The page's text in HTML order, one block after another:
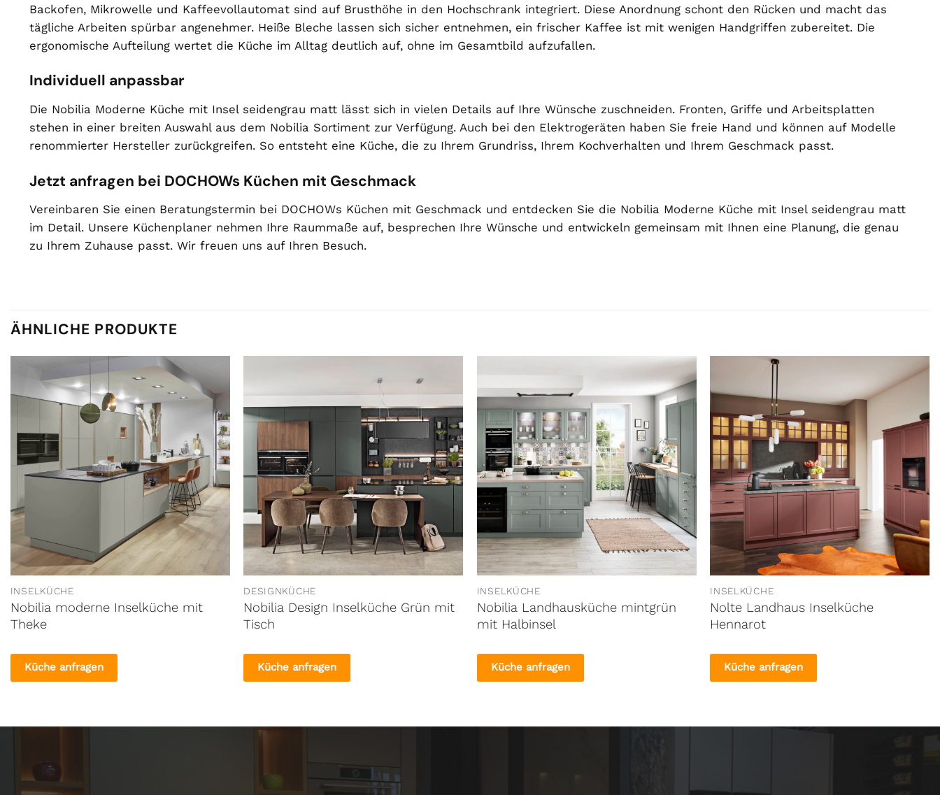
Backofen, Mikrowelle und Kaffeevollautomat sind auf Brusthöhe in den Hochschrank integriert. Diese Anordnung schont den Rücken und macht das
tägliche Arbeiten spürbar angenehmer. Heiße Bleche lassen sich sicher entnehmen, ein frischer Kaffee ist mit wenigen Handgriffen zubereitet. Die
ergonomische Aufteilung wertet die Küche im Alltag deutlich auf, ohne im Gesamtbild aufzufallen.
Individuell anpassbar
Die Nobilia Moderne Küche mit Insel seidengrau matt lässt sich in vielen Details auf Ihre Wünsche zuschneiden. Fronten, Griffe und Arbeitsplatten
stehen in einer breiten Auswahl aus dem Nobilia Sortiment zur Verfügung. Auch bei den Elektrogeräten haben Sie freie Hand und können auf Modelle
renommierter Hersteller zurückgreifen. So entsteht eine Küche, die zu Ihrem Grundriss, Ihrem Kochverhalten und Ihrem Geschmack passt.
Jetzt anfragen bei DOCHOWs Küchen mit Geschmack
Vereinbaren Sie einen Beratungstermin bei DOCHOWs Küchen mit Geschmack und entdecken Sie die Nobilia Moderne Küche mit Insel seidengrau matt
im Detail. Unsere Küchenplaner nehmen Ihre Raummaße auf, besprechen Ihre Wünsche und entwickeln gemeinsam mit Ihnen eine Planung, die genau
zu Ihrem Zuhause passt. Wir freuen uns auf Ihren Besuch.
ÄHNLICHE PRODUKTE
INSELKÜCHE
Nobilia moderne Inselküche mit
Theke
Küche anfragen
DESIGNKÜCHE
Nobilia Design Inselküche Grün mit
Tisch
Küche anfragen
INSELKÜCHE
Nobilia Landhausküche mintgrün
mit Halbinsel
Küche anfragen
INSELKÜCHE
Nolte Landhaus Inselküche
Hennarot
Küche anfragen